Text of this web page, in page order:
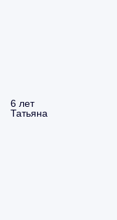
6 лет
Татьяна